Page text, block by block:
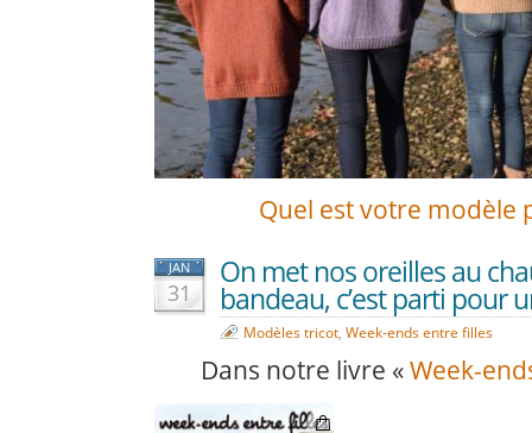
Quel est votre modèle
JAN
31
On met nos oreilles au
bandeau, c’est parti pour
Modèles tricot, Week-ends entre filles
Dans notre livre «Week-